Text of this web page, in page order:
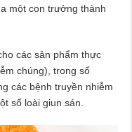
một con trưởng thành
các sản phẩm thực
chúng), trong số
các bệnh truyền nhiễm
số loài giun sán.